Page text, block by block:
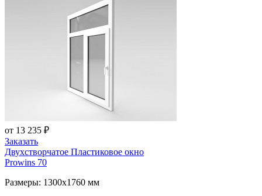
от 13 235 ₽
Заказать
Двухстворчатое Пластиковое окно
Prowins 70
Размеры: 1300x1760 мм